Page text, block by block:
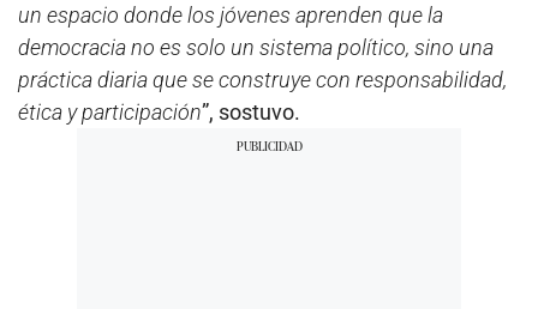
un espacio donde los jóvenes aprenden que la
democracia no es solo un sistema político, sino una
práctica diaria que se construye con responsabilidad,
ética y participación”, sostuvo.